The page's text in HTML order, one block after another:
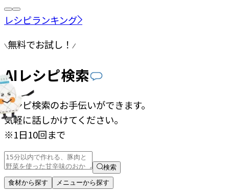
レシピランキング
無料でお試し！
AIレシピ検索
レシピ検索のお手伝いができます。
気軽に話しかけてください。
※1日10回まで
検索
食材から探す
メニューから探す